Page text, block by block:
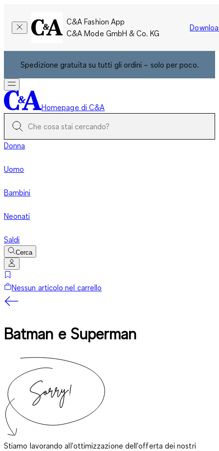
C&A Fashion App
C&A Mode GmbH & Co. KG
Spedizione gratuita su tutti gli ordini – solo per poco.
Homepage di C&A
Donna
Uomo
Bambini
Neonati
Saldi
Cerca
Nessun articolo nel carrello
Batman e Superman
Stiamo lavorando all'ottimizzazione dell'offerta dei nostri